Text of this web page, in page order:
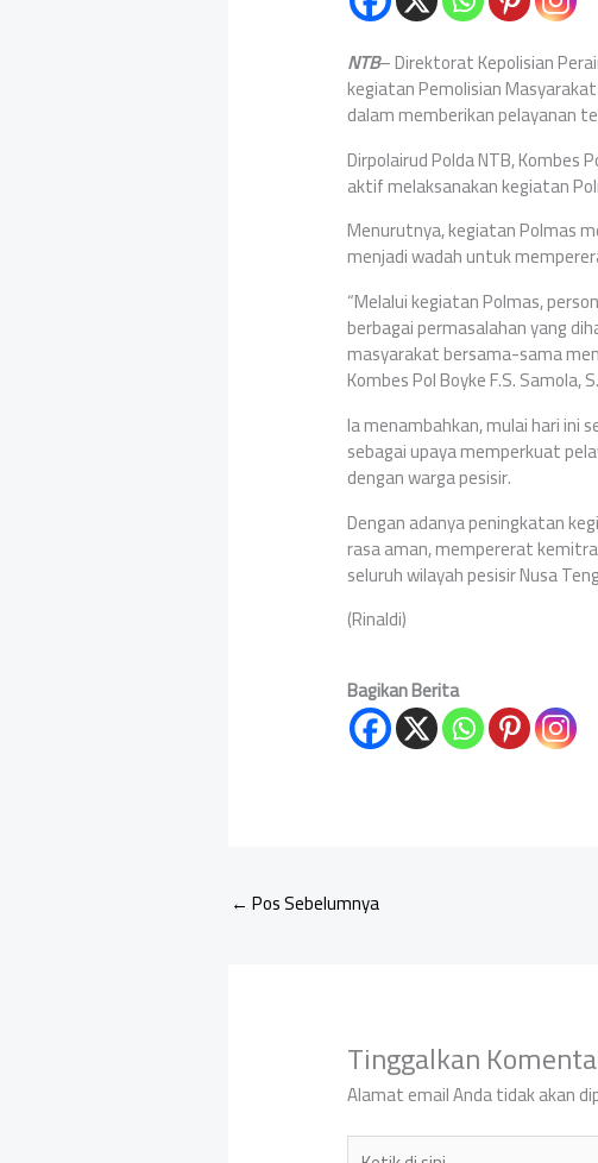
NTB– Direktorat Kepolisian
kegiatan Pemolisian
dalam memberikan pelayanan
Dirpolairud Polda NTB, Kombes
aktif melaksanakan kegiatan
Menurutnya, kegiatan Polmas
menjadi wadah untuk
“Melalui kegiatan Polmas,
berbagai permasalahan yang
masyarakat bersama-sama
Kombes Pol Boyke F.S. Samola,
Ia menambahkan, mulai hari ini
sebagai upaya memperkuat
dengan warga pesisir.
Dengan adanya peningkatan
rasa aman, mempererat
seluruh wilayah pesisir Nusa
(Rinaldi)
Bagikan Berita
← Pos Sebelumnya
Tinggalkan
Alamat email Anda tidak akan
Ketik